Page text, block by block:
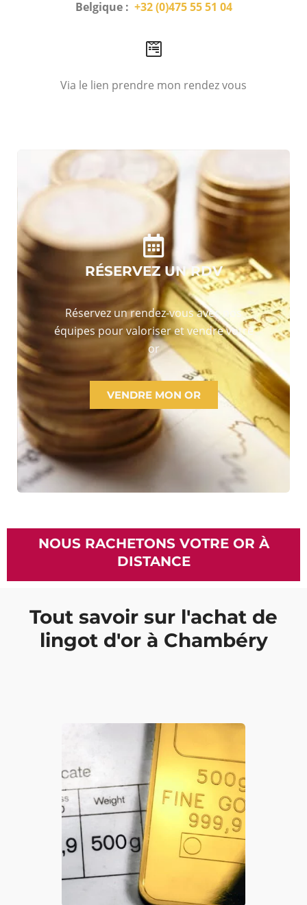
Belgique : +32 (0)475 55 51 04
Via le lien prendre mon rendez vous
RÉSERVEZ UN RDV
Réservez un rendez-vous avec nos
équipes pour valoriser et vendre votre
or
VENDRE MON OR
NOUS RACHETONS VOTRE OR À
DISTANCE
Tout savoir sur l'achat de
lingot d'or à Chambéry